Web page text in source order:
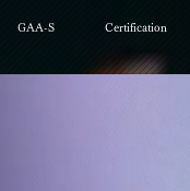
GAA-S Certification